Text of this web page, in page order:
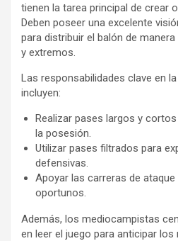
tienen la tarea principal de crear
Deben poseer una excelente
para distribuir el balón de
y extremos.
Las responsabilidades clave en la
incluyen:
Realizar pases largos y
la posesión.
Utilizar pases filtrados para
defensivas.
Apoyar las carreras de
oportunos.
Además, los mediocampistas
en leer el juego para anticipar